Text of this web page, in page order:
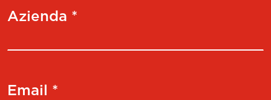
Azienda *
Email *